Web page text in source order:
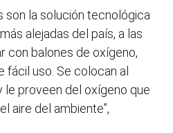
son la solución tecnológica
alejadas del país, a las
con balones de oxígeno,
uso. Se colocan al
proveen del oxígeno que
aire del ambiente”,